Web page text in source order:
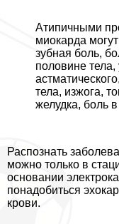
Атипичными
миокарда
зубная боль,
половине
тела, изжога,
желудка, боль в
Распознать
можно только в
основании
понадобиться
крови.